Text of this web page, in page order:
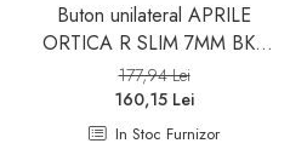
Buton unilateral APRILE
ORTICA R SLIM 7MM BK -
negru mat - mobil
177,94 Lei
160,15 Lei
In Stoc Furnizor